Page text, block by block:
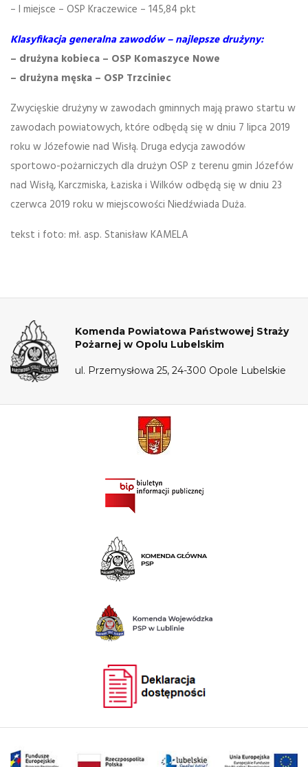
– I miejsce – OSP Kraczewice – 145,84 pkt
Klasyfikacja generalna zawodów – najlepsze drużyny:
– drużyna kobieca – OSP Komaszyce Nowe
– drużyna męska – OSP Trzciniec
Zwycięskie drużyny w zawodach gminnych mają prawo startu w
zawodach powiatowych, które odbędą się w dniu 7 lipca 2019
roku w Józefowie nad Wisłą. Druga edycja zawodów
sportowo-pożarniczych dla drużyn OSP z terenu gmin Józefów
nad Wisłą, Karczmiska, Łaziska i Wilków odbędą się w dniu 23
czerwca 2019 roku w miejscowości Niedźwiada Duża.
tekst i foto: mł. asp. Stanisław KAMELA
Komenda Powiatowa Państwowej Straży
Pożarnej w Opolu Lubelskim
ul. Przemysłowa 25, 24-300 Opole Lubelskie